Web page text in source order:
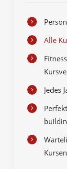
Alle
Jedes